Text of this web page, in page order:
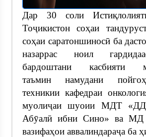
Дар 30 соли
Тоҷикистон соҳаи
соҳаи саратоншиносӣ ба
назаррас ноил
бардоштани касбияти
таъмин намудани
техникии кафедраи
муолиҷаи шуоии МДТ
Абȳалӣ ибни Сино» ва
вазифаҳои аввалиндараҷа ба